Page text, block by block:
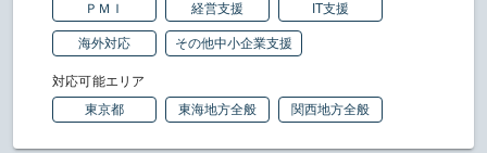
ＰＭＩ 経営支援 IT支援
海外対応 その他中小企業支援
対応可能エリア
東京都
東海地方全般 関西地方全般